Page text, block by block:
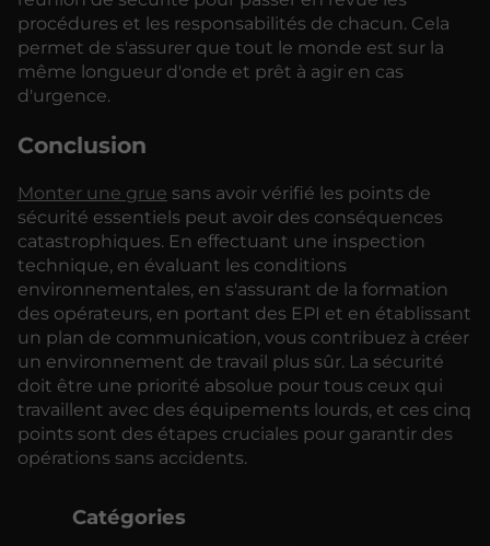
Catégories
procédures et les responsabilités de chacun. Cela
permet de s'assurer que tout le monde est sur la
même longueur d'onde et prêt à agir en cas
d'urgence.
Conclusion
Monter une grue sans avoir vérifié les points de
sécurité essentiels peut avoir des conséquences
catastrophiques. En effectuant une inspection
technique, en évaluant les conditions
environnementales, en s'assurant de la formation
des opérateurs, en portant des EPI et en établissant
un plan de communication, vous contribuez à créer
un environnement de travail plus sûr. La sécurité
doit être une priorité absolue pour tous ceux qui
travaillent avec des équipements lourds, et ces cinq
points sont des étapes cruciales pour garantir des
opérations sans accidents.